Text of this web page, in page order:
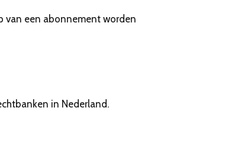
van een abonnement worden
in Nederland.